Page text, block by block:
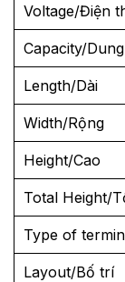
Voltage/Điện
Capacity/
Length/Dài
Width/Rộng
Height/Cao
Total Height/
Type of
Layout/Bố trí